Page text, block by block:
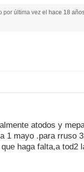
por última vez el
hace 18
atodos y
1 mayo .para rruso
haga falta,a tod2